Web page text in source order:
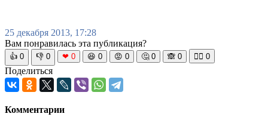
25 декабря 2013, 17:28
Вам понравилась эта публикация?
👍 0 👎 0 ❤ 0 😆 0 😡 0 🤔 0 🙈 0 🧘‍♀️ 0
Поделиться
Комментарии